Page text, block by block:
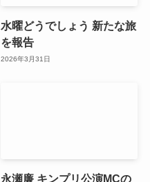
水曜どうでしょう 新たな旅
を報告
2026年3月31日
永瀬廉 キンプリ公演MCの